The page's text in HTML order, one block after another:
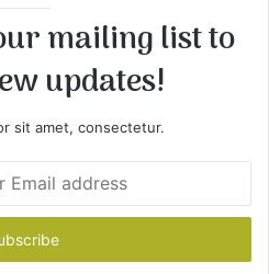
mailing list to
updates!
sit amet, consectetur.